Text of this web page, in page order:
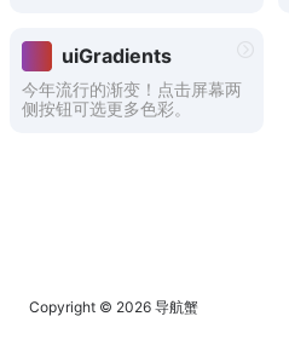
uiGradients
今年流行的渐变！点击屏幕两
侧按钮可选更多色彩。
Copyright © 2026 导航蟹